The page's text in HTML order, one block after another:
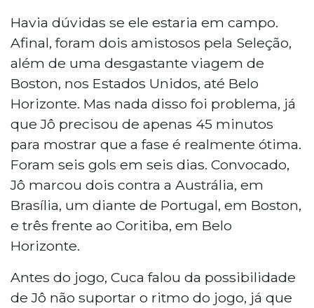
Havia dúvidas se ele estaria em campo.
Afinal, foram dois amistosos pela Seleção,
além de uma desgastante viagem de
Boston, nos Estados Unidos, até Belo
Horizonte. Mas nada disso foi problema, já
que Jô precisou de apenas 45 minutos
para mostrar que a fase é realmente ótima.
Foram seis gols em seis dias. Convocado,
Jô marcou dois contra a Austrália, em
Brasília, um diante de Portugal, em Boston,
e três frente ao Coritiba, em Belo
Horizonte.
Antes do jogo, Cuca falou da possibilidade
de Jô não suportar o ritmo do jogo, já que